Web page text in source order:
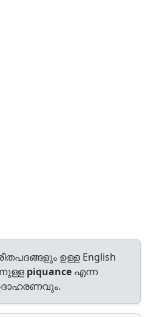
ഉള്ള English
piquance എന്ന